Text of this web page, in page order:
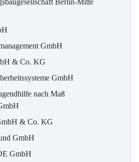
Berlin-Mitte
GmbH
& Co. KG
GmbH
nach Maß
& Co. KG
GmbH
GmbH